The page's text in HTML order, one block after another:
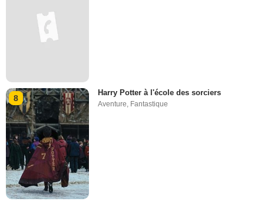
8
Harry Potter à l'école des sorciers
Aventure, Fantastique